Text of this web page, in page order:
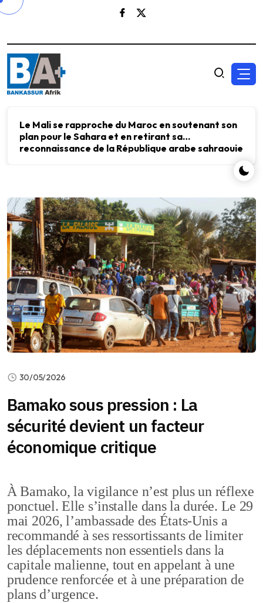
Le FMI et Kristalina Georgieva ont échangé avec
Aliko Dangote sur l’importance d’investir dans
l’énergie, les engrais et le ciment pour accélérer
30/05/2026
Bamako sous pression : La
sécurité devient un facteur
économique critique
À Bamako, la vigilance n’est plus un réflexe
ponctuel. Elle s’installe dans la durée. Le 29
mai 2026, l’ambassade des États-Unis a
recommandé à ses ressortissants de limiter
les déplacements non essentiels dans la
capitale malienne, tout en appelant à une
prudence renforcée et à une préparation de
plans d’urgence.